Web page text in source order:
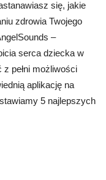
się, jakie
zdrowia Twojego
–
serca dziecka w
pełni możliwości
aplikację na
5 najlepszych